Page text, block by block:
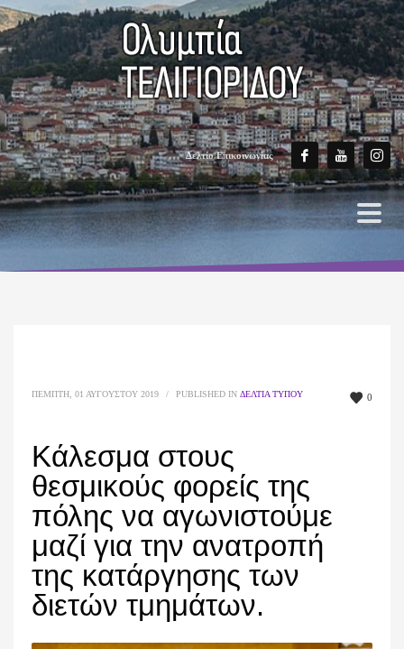
Δελτίο Επικοινωνίας
0
ΠΈΜΠΤΗ, 01 ΑΥΓΟΎΣΤΟΥ 2019 / PUBLISHED IN ΔΕΛΤΊΑ ΤΎΠΟΥ
Κάλεσμα στους
θεσμικούς φορείς της
πόλης να αγωνιστούμε
μαζί για την ανατροπή
της κατάργησης των
διετών τμημάτων.